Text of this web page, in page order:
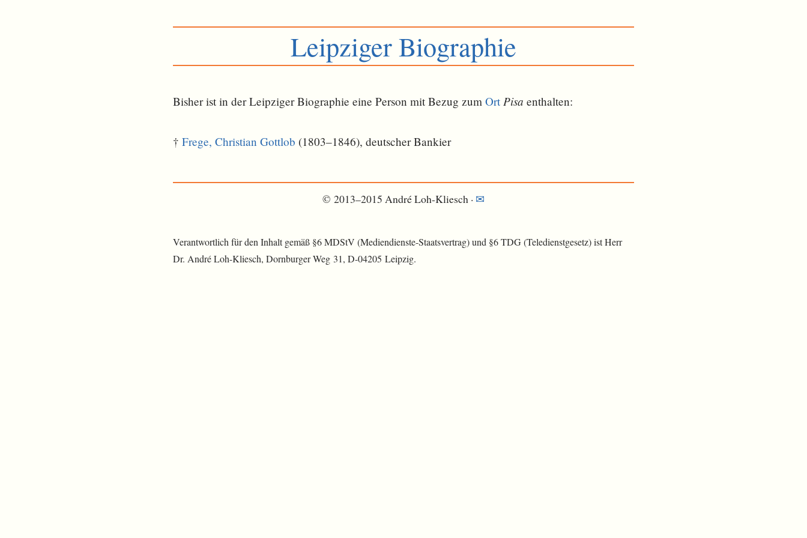
Leipziger Biographie
Bisher ist in der Leipziger Biographie eine Person mit Bezug zum Ort Pisa ent­halten:
† Frege, Christian Gottlob (1803–1846), deutscher Bankier
© 2013–2015 André Loh-Kliesch · ✉
Verantwortlich für den Inhalt gemäß §6 MDStV (Mediendienste-Staatsvertrag) und §6 TDG (Teledienstgesetz) ist Herr
Dr. André Loh-Kliesch, Dornburger Weg 31, D-04205 Leipzig.